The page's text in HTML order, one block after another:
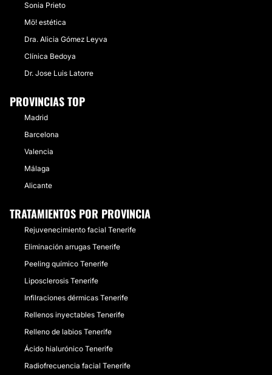
Sonia Prieto
Mö! estética
Dra. Alicia Gómez Leyva
Clínica Bedoya
Dr. Jose Luis Latorre
PROVINCIAS TOP
Madrid
Barcelona
Valencia
Málaga
Alicante
TRATAMIENTOS POR PROVINCIA
Rejuvenecimiento facial Tenerife
Eliminación arrugas Tenerife
Peeling químico Tenerife
Liposclerosis Tenerife
Infilraciones dérmicas Tenerife
Rellenos inyectables Tenerife
Relleno de labios Tenerife
Ácido hialurónico Tenerife
Radiofrecuencia facial Tenerife